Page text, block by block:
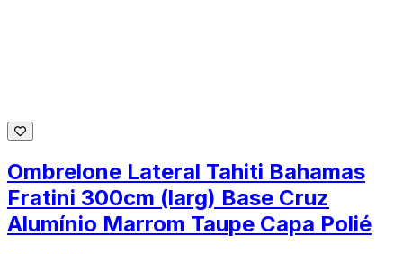
Ombrelone Lateral Tahiti Bahamas
Fratini 300cm (larg) Base Cruz
Alumínio Marrom Taupe Capa Polié